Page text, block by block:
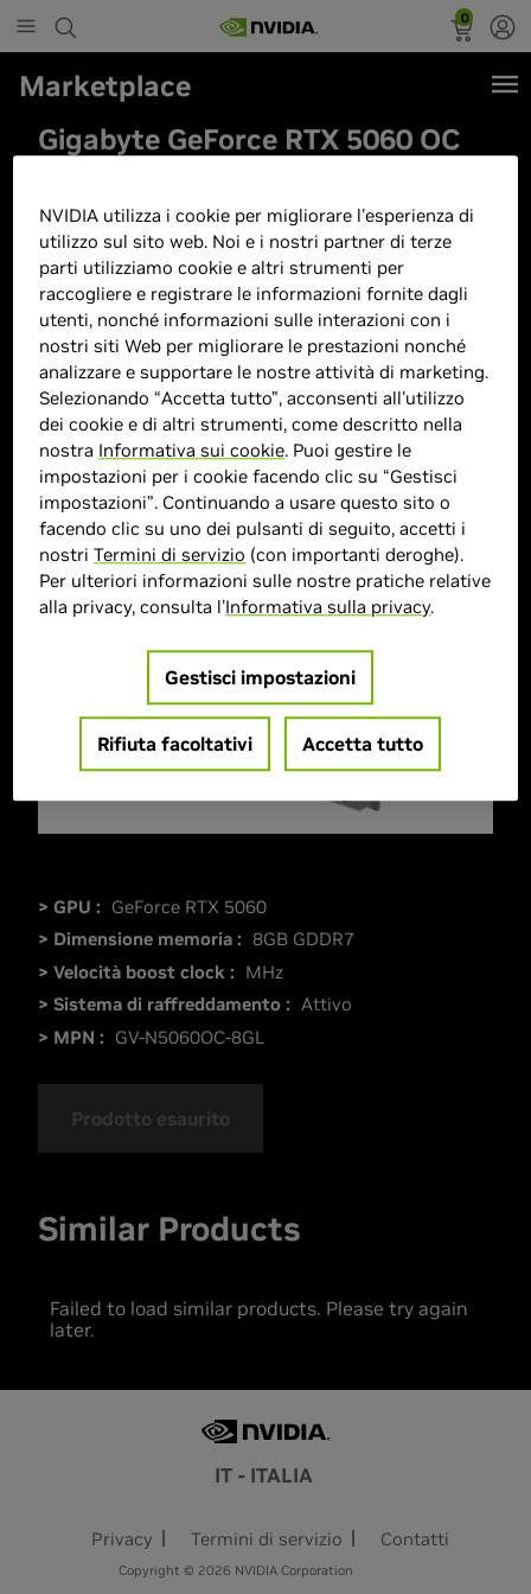
0
Marketplace
Gigabyte GeForce RTX 5060 OC
8GB GDDR7, 128bit, PCI-E 5.0,
2512 MHz Frequenza core, 3 x
DisplayPort, 1 x HDMI, GV-
N5060OC-8GL
> GPU : GeForce RTX 5060
> Dimensione memoria : 8GB GDDR7
> Velocità boost clock : MHz
> Sistema di raffreddamento : Attivo
> MPN : GV-N5060OC-8GL
Prodotto esaurito
Similar Products
Failed to load similar products. Please try again
later.
IT - ITALIA
Privacy Termini di servizio Contatti
Copyright © 2026 NVIDIA Corporation
NVIDIA utilizza i cookie per migliorare l'esperienza di
utilizzo sul sito web. Noi e i nostri partner di terze
parti utilizziamo cookie e altri strumenti per
raccogliere e registrare le informazioni fornite dagli
utenti, nonché informazioni sulle interazioni con i
nostri siti Web per migliorare le prestazioni nonché
analizzare e supportare le nostre attività di marketing.
Selezionando “Accetta tutto”, acconsenti all'utilizzo
dei cookie e di altri strumenti, come descritto nella
nostra Informativa sui cookie. Puoi gestire le
impostazioni per i cookie facendo clic su “Gestisci
impostazioni”. Continuando a usare questo sito o
facendo clic su uno dei pulsanti di seguito, accetti i
nostriTermini di servizio (con importanti deroghe).
Per ulteriori informazioni sulle nostre pratiche relative
alla privacy, consulta l'Informativa sulla privacy.
Gestisci impostazioni
Rifiuta facoltativi Accetta tutto